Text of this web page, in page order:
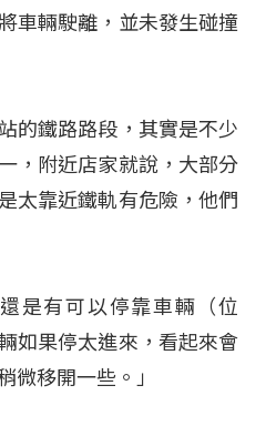
車輛駛離，並未發生碰撞
的鐵路路段，其實是不少
，附近店家就說，大部分
太靠近鐵軌有危險，他們
是有可以停靠車輛（位
如果停太進來，看起來會
微移開一些。」